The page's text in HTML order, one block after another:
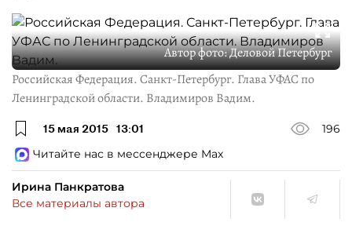
Автор фото:Деловой Петербург
Российская Федерация. Санкт-Петербург. Глава УФАС по
Ленинградской области. Владимиров Вадим.
15 мая 2015 13:01
196
Читайте нас в мессенджере Max
Ирина Панкратова
Все материалы автора